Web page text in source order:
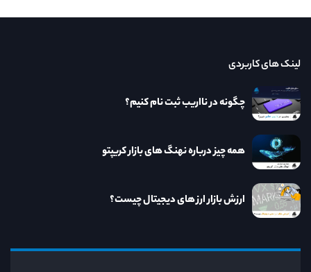
لینک های کاربردی
چگونه در نااریب ثبت نام کنیم؟
همه چیز درباره نهنگ های بازار کریپتو
ارزش بازار ارز های دیجیتال چیست؟